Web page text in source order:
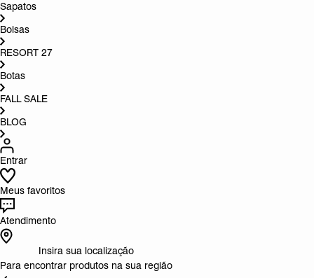
Sapatos
Bolsas
RESORT 27
Botas
FALL SALE
BLOG
Entrar
Meus favoritos
Atendimento
Insira sua localização
Para encontrar produtos na sua região